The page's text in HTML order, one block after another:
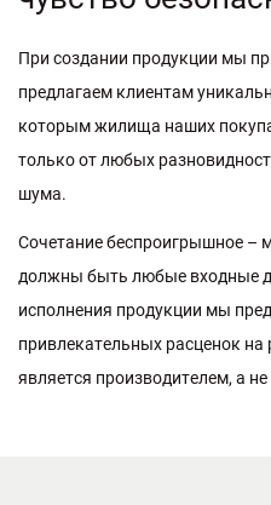
При создании продукции мы пр
предлагаем клиентамуникальн
которымжилища наших покуп
толькоотлюбых разновидност
шума.
Сочетаниебеспроигрышное –
должны быть любые входные д
исполнения продукции мы пред
привлекательных расценок на
является производителем, а не